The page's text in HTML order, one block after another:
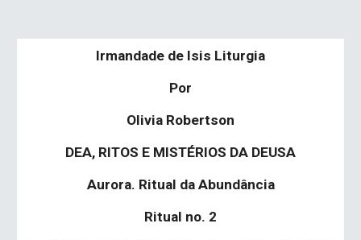
Irmandade de Isis Liturgia
Por
Olivia Robertson
DEA, RITOS E MISTÉRIOS DA DEUSA
Aurora. Ritual da Abundância
Ritual no. 2